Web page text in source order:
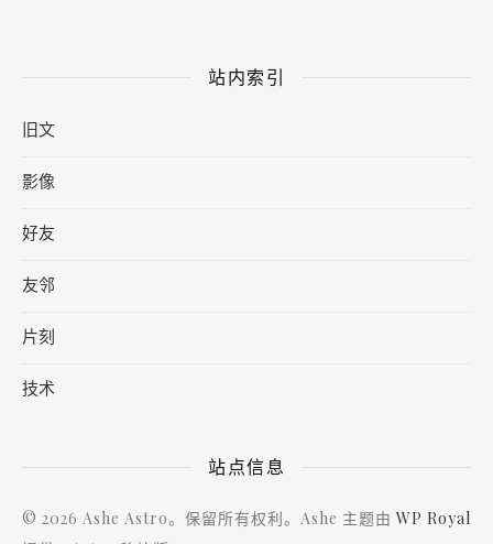
站内索引
旧文
影像
好友
友邻
片刻
技术
站点信息
© 2026 Ashe Astro。保留所有权利。Ashe 主题由 WP Royal